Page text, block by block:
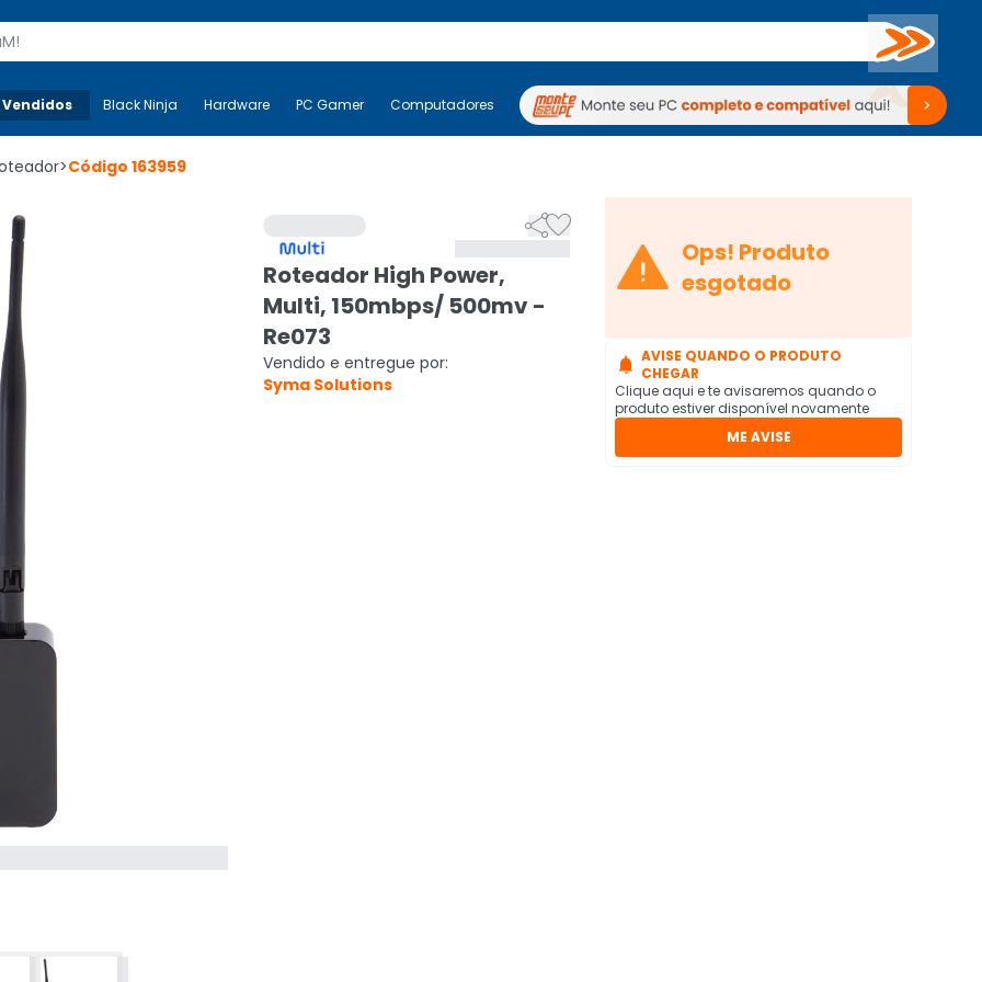
Buscar
Mais-v- Black Ninja Hardware PC Gamer Computadores Periféricos TV Venda no KaBuM!
Black Ninja Hardware PC Gamer Computadores Periféricos TV Venda no KaBuM!
>Código 163959

Roteador High Power,
Multi, 150mbps/ 500mv -
Re073
Vendido e entregue por:
Syma Solutions
 Ops! Produto
esgotado
 AVISE QUANDO O PRODUTO
CHEGAR
Clique aqui e te avisaremos quando o
produto estiver disponível novamente
ME AVISE